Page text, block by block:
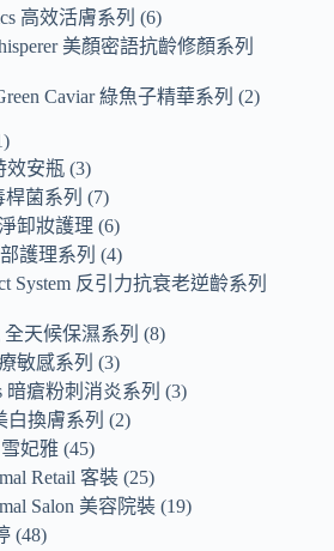
高效活膚系列
6
美顏密語抗齡修顏系列
Caviar 綠魚子精華系列
2
效安瓶 3
菌系列
7
卸妝護理 6
護理系列
4
System 反引力抗衰老逆齡系列
全天候保濕系列
8
敏感系列
3
暗瘡粉刺消炎系列
3
白換膚系列
2
雪妃雅 45
Retail 客裝 25
Salon 美容院裝 19
48